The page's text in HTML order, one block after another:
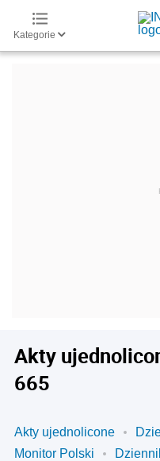
Kategorie
Akty
665
Akty ujednolicone
Monitor Polski